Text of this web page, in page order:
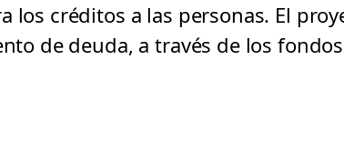
los créditos a las personas. El
de deuda, a través de los